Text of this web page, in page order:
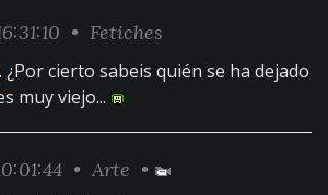
• Fetiches
. ¿Por cierto sabeis quién se ha dejado
muy viejo...
• Arte •